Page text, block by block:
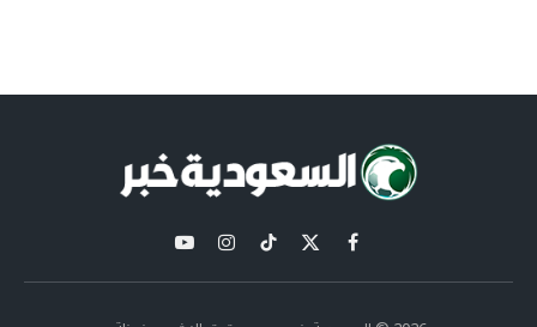
فيسبوك
X
(Twitter)
تيكتوكالانستغراميوتيوب